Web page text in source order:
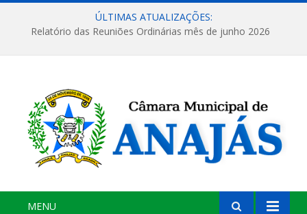
ÚLTIMAS ATUALIZAÇÕES:
Relatório das Reuniões Ordinárias mês de junho 2026
MENU